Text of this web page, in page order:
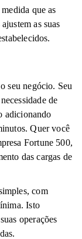
que as
as suas
seu negócio. Seu
de
adicionando
Quer você
Fortune 500,
das cargas de
com
Isto
operações